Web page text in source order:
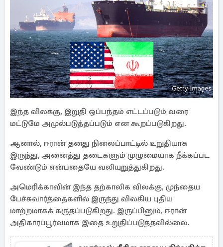
இந்த விலக்கு, இறுதி ஒப்பந்தம் எட்டப்படும் வரை
மட்டுமே அமுல்படுத்தப்படும் என கூறப்படுகிறது.
ஆனால், ஈரான் தனது நிலைப்பாட்டில் உறுதியாக
இருந்து, அனைத்து தடைகளும் முழுமையாக நீக்கப்பட
வேண்டும் என்பதையே வலியுறுத்துகிறது.
அமெரிக்காவின் இந்த தற்காலிக விலக்கு, முந்தைய
பேச்சுவார்த்தைகளில் இருந்து விலகிய புதிய
மாற்றமாகக் கருதப்படுகிறது. இருப்பினும், ஈரான்
அதிகாரப்பூர்வமாக இதை உறுதிப்படுத்தவில்லை.